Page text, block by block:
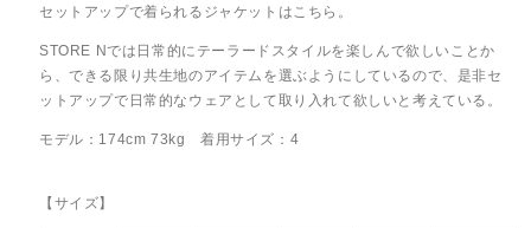
セットアップで着られるジャケットはこちら。
STORE Nでは日常的にテーラードスタイルを楽しんで欲しいことか
ら、できる限り共生地のアイテムを選ぶようにしているので、是非セ
ットアップで日常的なウェアとして取り入れて欲しいと考えている。
モデル：174cm 73kg 着用サイズ：4
【サイズ】